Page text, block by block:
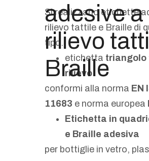
adesive a
rilievo
Braille
Si realizzano etichette
rilievo tattile e Braille di
tipo.
etichetta triangolo
rilievo
conformi alla norma EN
11683 e norma europea
Etichetta in
e Braille adesiva
per bottiglie in vetro,